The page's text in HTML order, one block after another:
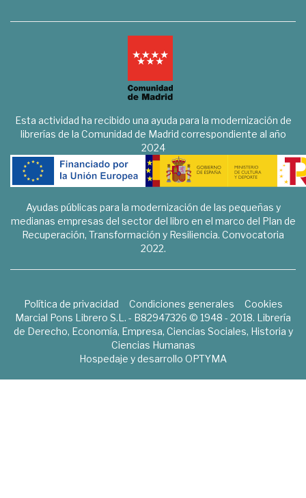
Esta actividad ha recibido una ayuda para la modernización de
librerías de la Comunidad de Madrid correspondiente al año
2024
Ayudas públicas para la modernización de las pequeñas y
medianas empresas del sector del libro en el marco del Plan de
Recuperación, Transformación y Resiliencia. Convocatoria
2022.
Política de privacidad Condiciones generales
Cookies
Marcial Pons Librero S.L. - B82947326 © 1948 - 2018. Librería
de Derecho, Economía, Empresa, Ciencias Sociales, Historia y
Ciencias Humanas
Hospedaje y desarrollo OPTYMA